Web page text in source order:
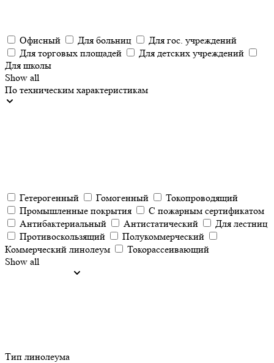
Офисный Для больниц
Для гос. учреждений
Для торговых площадей
Для детских учреждений
Для школы
Show all
По техническим характеристикам
Гетерогенный Гомогенный
Токопроводящий
Промышленные покрытия
С пожарным сертификатом
Антибактериальный
Антистатический
Для лестниц
Противоскользящий
Полукоммерческий
Коммерческий линолеум
Токорассеивающий
Show all
Тип линолеума